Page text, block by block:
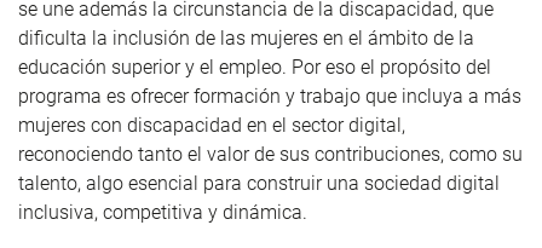
se une además la circunstancia de la discapacidad, que
dificulta la inclusión de las mujeres en el ámbito de la
educación superior y el empleo. Por eso el propósito del
programa es ofrecer formación y trabajo que incluya a más
mujeres con discapacidad en el sector digital,
reconociendo tanto el valor de sus contribuciones, como su
talento, algo esencial para construir una sociedad digital
inclusiva, competitiva y dinámica.